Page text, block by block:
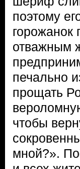
поэтому
горожанок
отважным
печально
прощать
чтобы
мной?».